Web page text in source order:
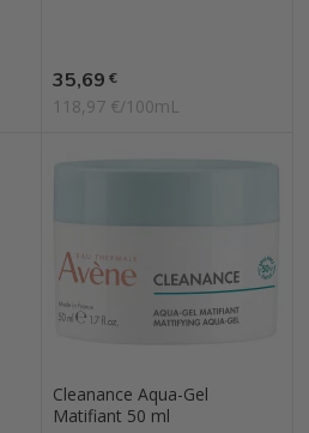
Prix
35,69 €
118,97 €/100mL
Cleanance Aqua-Gel
Matifiant 50 ml